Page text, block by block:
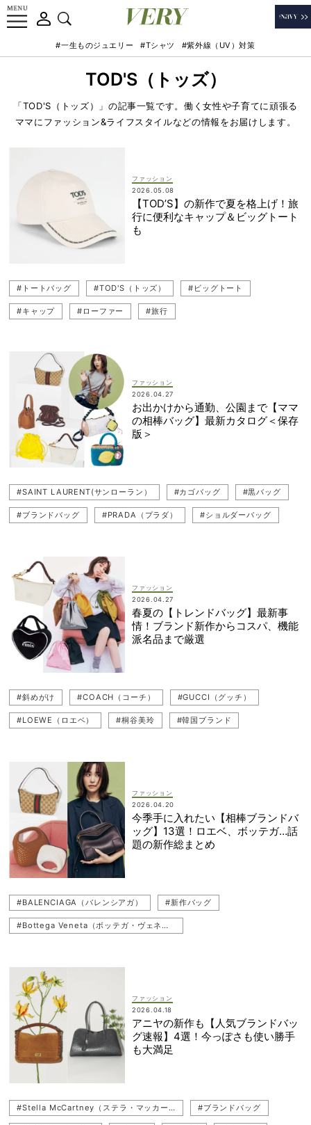
#一生ものジュエリー #Tシャツ #紫外線（UV）対策
TOD'S（トッズ）
「TOD'S（トッズ）」の記事一覧です。働く女性や子育てに頑張る
ママにファッション&ライフスタイルなどの情報をお届けします。
ファッション
2026.05.08
【TOD’S】の新作で夏を格上げ！旅
行に便利なキャップ＆ビッグトート
も
#トートバッグ #TOD'S（トッズ） #ビッグトート
#キャップ #ローファー #旅行
ファッション
2026.04.27
お出かけから通勤、公園まで【ママ
の相棒バッグ】最新カタログ＜保存
版＞
#SAINT LAURENT(サンローラン） #カゴバッグ #黒バッグ
#ブランドバッグ #PRADA（プラダ） #ショルダーバッグ
#リュック #LOEWE（ロエベ）
#GUCCI（グッチ） #FENDI（フェンディ）
#CELINE（セリーヌ） #手首バッグ
#BALENCIAGA（バレンシアガ）
#TOD'S（トッズ）
#MIU MIU（ミュウミュウ）
ファッション
2026.04.27
春夏の【トレンドバッグ】最新事
情！ブランド新作からコスパ、機能
派名品まで厳選
#斜めがけ #COACH（コーチ） #GUCCI（グッチ）
#LOEWE（ロエベ） #桐谷美玲 #韓国ブランド
#CELINE（セリーヌ）
#Bottega Veneta（ボッテガ・ヴェネタ）
#公園コーデ（公園ファッション） #TOD'S（トッズ）
#新作バッグ #MIU MIU（ミュウミュウ）
#SAINT LAURENT(サンローラン） #ポシェット
#PRADA（プラダ） #ショルダーバッグ
#ブランドバッグ
ファッション
2026.04.20
今季手に入れたい【相棒ブランドバ
ッグ】13選！ロエベ、ボッテガ…話
題の新作総まとめ
#BALENCIAGA（バレンシアガ） #新作バッグ
#Bottega Veneta（ボッテガ・ヴェネタ）
#SAINT LAURENT(サンローラン）
#ブランドバッグ #COACH（コーチ）
#ミニバッグ #PRADA（プラダ） #LOEWE（ロエベ）
#バッグ #FENDI（フェンディ） #GUCCI（グッチ）
#CELINE（セリーヌ）
ファッション
2026.04.18
アニヤの新作も【人気ブランドバッ
グ速報】4選！今っぽさも使い勝手
も大満足
#Stella McCartney（ステラ・マッカートニー） #ブランドバッグ